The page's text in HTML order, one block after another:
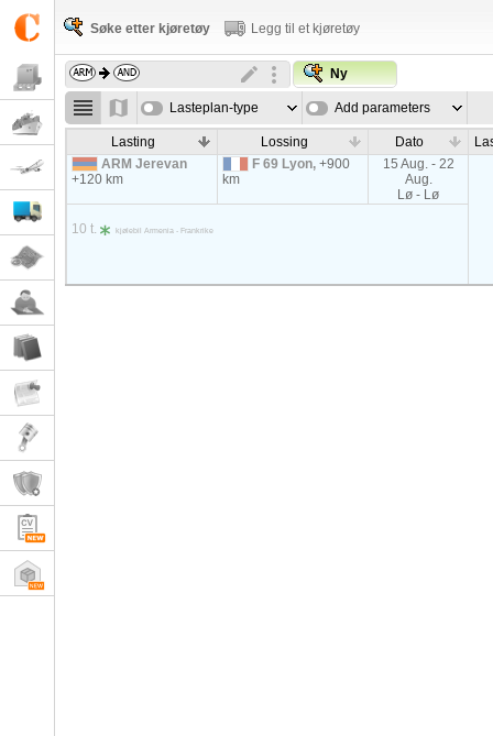
Søke etter kjøretøy Legg til et kjøretøy
Ny
Lasteplan-type Add parameters
Lasting Lossing Dato
ARM Jerevan
+120 km
F 69 Lyon,+900
km
15 Aug. - 22
Aug.
Lø - Lø
10 t. kjølebil Armenia - Frankrike